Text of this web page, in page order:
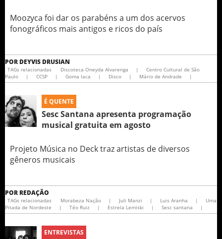
Moozyca foi dar os parabéns a um dos acervos
fonográficos mais antigos e ricos do país
POR DEYVIS DRUSIAN
TAGs relacionadas Discoteca Oneyda Alvarenga |
Centro Cultural de São
Paulo
| CCSP | Goma laca | Disco | Mário de Andrade |
É QUENTE
Sesc Santana apresenta programação
musical gratuita em agosto
Projeto Música no Deck traz artistas de diversos
gêneros musicais
POR REDAÇÃO
TAGs relacionadas Morabeza Nação | Juli Manzi | Luis Aranha |
Uma
Pitada de Nordeste
| Téo Ruiz | Estrela Lemiski | Sesc santana |
ENTREVISTAS